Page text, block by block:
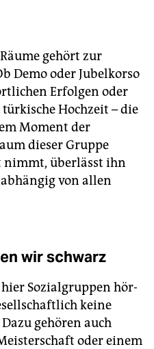
gehört zur
Demo oder Jubelkorso
Erfolgen oder
Hochzeit – die
Moment der
dieser Gruppe
nimmt, überlässt ihn
von allen
wir schwarz
Sozialgruppen hör-
keine
gehören auch
oder einem